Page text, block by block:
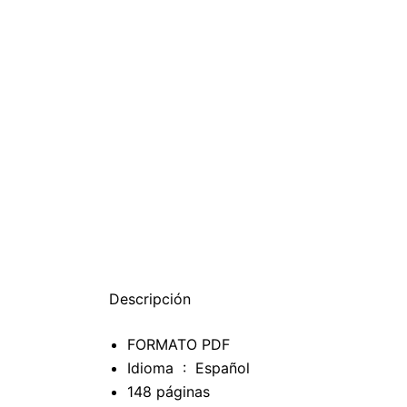
Descripción
FORMATO PDF
Idioma ‏ : ‎ Español
148 páginas